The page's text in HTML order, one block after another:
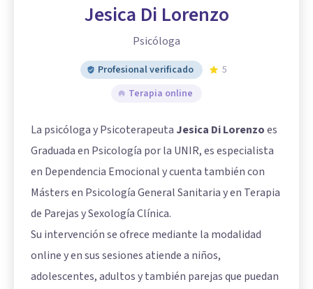
Jesica Di Lorenzo
Psicóloga
Profesional verificado
5
Terapia online
La psicóloga y Psicoterapeuta Jesica Di Lorenzoes
Graduada en Psicología por la UNIR, es especialista
en Dependencia Emocional y cuenta también con
Másters en Psicología General Sanitaria y en Terapia
de Parejas y Sexología Clínica.
Su intervención se ofrece mediante la modalidad
online y en sus sesiones atiende a niños,
adolescentes, adultos y también parejas que puedan